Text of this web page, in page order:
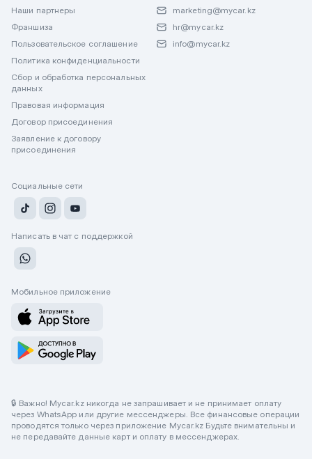
Наши партнеры
Франшиза
Пользовательское соглашение
Политика конфиденциальности
Сбор и обработка персональных
данных
Правовая информация
Договор присоединения
Заявление к договору
присоединения
marketing@mycar.kz
hr@mycar.kz
info@mycar.kz
Социальные сети
Написать в чат с поддержкой
Мобильное приложение
🔒 Важно! Mycar.kz никогда не запрашивает и не принимает оплату
через WhatsApp или другие мессенджеры. Все финансовые операции
проводятся только через приложение Mycar.kz Будьте внимательны и
не передавайте данные карт и оплату в мессенджерах.